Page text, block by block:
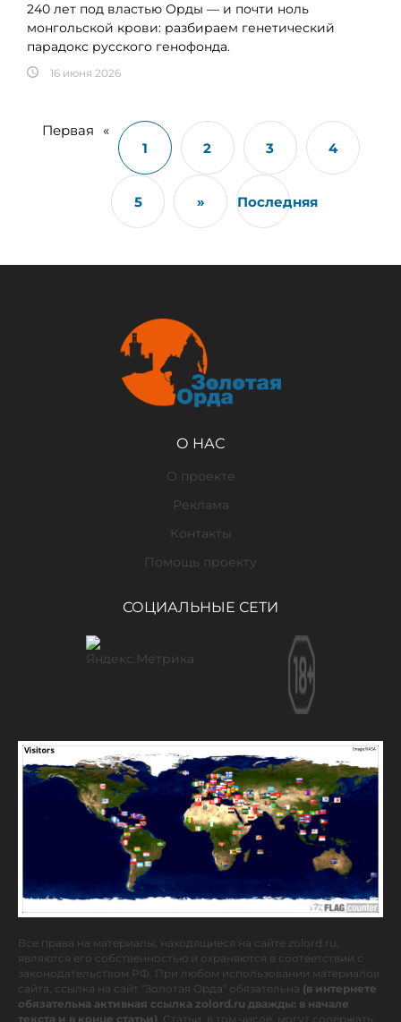
240 лет под властью Орды — и почти ноль
монгольской крови: разбираем генетический
парадокс русского генофонда.
16 июня 2026
Первая
«
1
2 3 4
5 » Последняя
О НАС
О проекте
Реклама
Контакты
Помощь проекту
СОЦИАЛЬНЫЕ СЕТИ
Все права на материалы, находящиеся на сайте zolord.ru,
являются его собственностью и охраняются в соответствии с
законодательством РФ. При любом использовании материалов
сайта, ссылка на сайт "Золотая Орда" обязательна (в интернете
обязательна активная ссылка zolord.ru дважды: в начале
текста и в конце статьи) . Статьи, в том числе, могут содержать